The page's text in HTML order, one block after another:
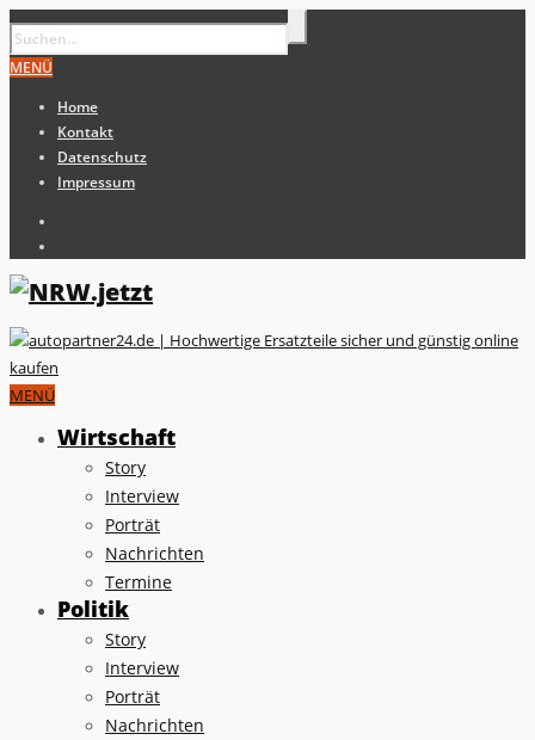
MENÜ
Home
Kontakt
Datenschutz
Impressum
MENÜ
Wirtschaft
Story
Interview
Porträt
Nachrichten
Termine
Politik
Story
Interview
Porträt
Nachrichten